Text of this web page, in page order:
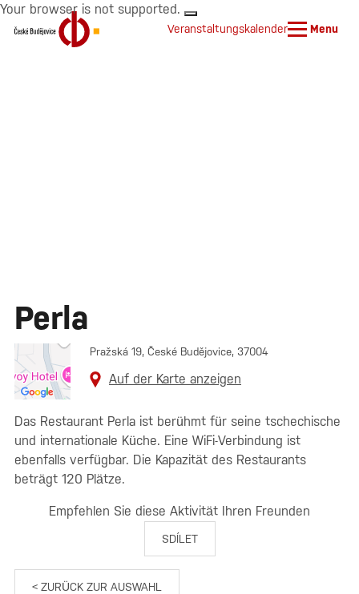
Your browser is not supported.
Veranstaltungskalender Menu
Perla
Pražská 19, České Budějovice, 37004
Auf der Karte anzeigen
Das Restaurant Perla ist berühmt für seine tschechische
und internationale Küche. Eine WiFi-Verbindung ist
ebenfalls verfügbar. Die Kapazität des Restaurants
beträgt 120 Plätze.
Empfehlen Sie diese Aktivität Ihren Freunden
SDÍLET
< ZURÜCK ZUR AUSWAHL